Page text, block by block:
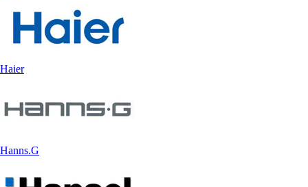
Haier
Hanns.G